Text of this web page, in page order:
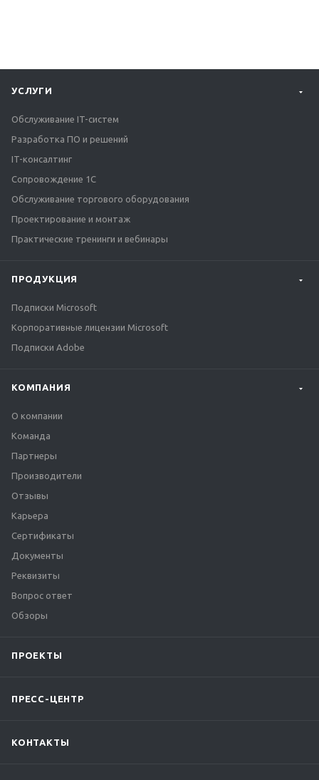
УСЛУГИ
Обслуживание IT-систем
Разработка ПО и решений
IT-консалтинг
Сопровождение 1С
Обслуживание торгового оборудования
Проектирование и монтаж
Практические тренинги и вебинары
ПРОДУКЦИЯ
Подписки Microsoft
Корпоративные лицензии Microsoft
Подписки Adobe
КОМПАНИЯ
О компании
Команда
Партнеры
Производители
Отзывы
Карьера
Сертификаты
Документы
Реквизиты
Вопрос ответ
Обзоры
ПРОЕКТЫ
ПРЕСС-ЦЕНТР
КОНТАКТЫ